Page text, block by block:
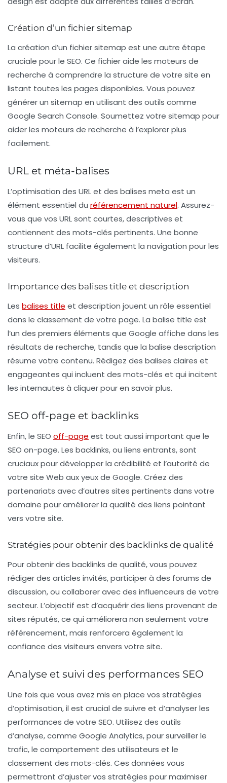
Création d’un fichier sitemap
La création d’un fichier sitemap est une autre étape
cruciale pour le SEO. Ce fichier aide les moteurs de
recherche à comprendre la structure de votre site en
listant toutes les pages disponibles. Vous pouvez
générer un sitemap en utilisant des outils comme
Google Search Console. Soumettez votre sitemap pour
aider les moteurs de recherche à l’explorer plus
facilement.
URL et méta-balises
L’optimisation des URLet des balises meta est un
élément essentiel du référencement naturel. Assurez-
vous que vos URLsont courtes, descriptives et
contiennent des mots-clés pertinents. Une bonne
structure d’URL facilite également la navigation pour les
visiteurs.
Importance des balises title et description
Les balises title et description jouent un rôle essentiel
dans le classement de votre page. La balise title est
l’un des premiers éléments que Google affiche dans les
résultats de recherche, tandis que la balise description
résume votre contenu. Rédigez des balises claires et
engageantes qui incluent des mots-clés et qui incitent
les internautes à cliquer pour en savoir plus.
SEO off-page et backlinks
Enfin, le SEO off-page est tout aussi important que le
SEO on-page. Les backlinks, ou liens entrants, sont
cruciaux pour développer la crédibilité et l’autorité de
votre site Web aux yeux de Google. Créez des
partenariats avec d’autres sites pertinents dans votre
domaine pour améliorer la qualité des liens pointant
vers votre site.
Stratégies pour obtenir des backlinks de qualité
Pour obtenir des backlinks de qualité, vous pouvez
rédiger des articles invités, participer à des forums de
discussion, ou collaborer avec des influenceurs de votre
secteur. L’objectif est d’acquérir des liens provenant de
sites réputés, ce qui améliorera non seulement votre
référencement, mais renforcera également la
confiance des visiteurs envers votre site.
Analyse et suivi des performances SEO
Une fois que vous avez mis en place vos stratégies
d’optimisation, il est crucial de suivre et d’analyser les
performances de votre SEO. Utilisez des outils
d’analyse, comme Google Analytics, pour surveiller le
trafic, le comportement des utilisateurs et le
classement des mots-clés. Ces données vous
permettront d’ajuster vos stratégies pour maximiser